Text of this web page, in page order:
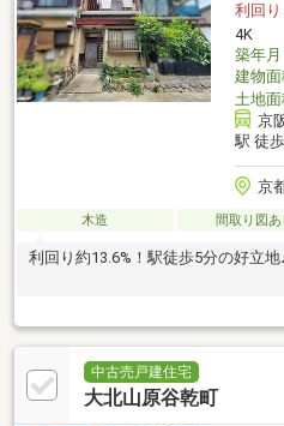
利回り
4K
築年月
建物
土地
京
駅 徒
京
木造 間取り図あ
利回り約13.6%！駅徒歩5分の好立地
中古売戸建住宅
大北山原谷乾町